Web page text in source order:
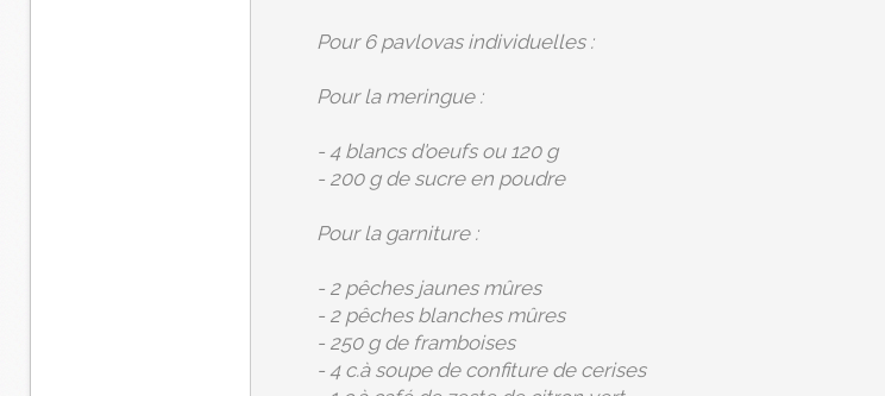
Pour 6 pavlovas individuelles :
Pour la meringue :
- 4 blancs d'oeufs ou 120 g
- 200 g de sucre en poudre
Pour la garniture :
- 2 pêches jaunes mûres
- 2 pêches blanches mûres
- 250 g de framboises
- 4 c.à soupe de confiture de cerises